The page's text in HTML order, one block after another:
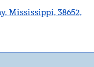
Mississippi, 38652,